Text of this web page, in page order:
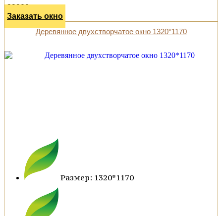
39900 р.
Заказать окно
Деревянное двухстворчатое окно 1320*1170
Размер: 1320*1170